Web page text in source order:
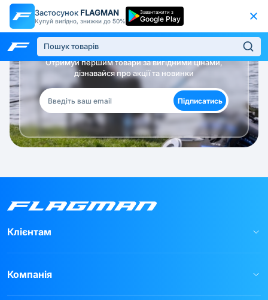
Застосунок FLAGMAN
Купуй вигідно, знижки до 50%
Завантажити з
Google Play
Будь в курсі!
Отримуй першим товари за вигідними цінами,
дізнавайся про акції та новинки
Підписатись
Клієнтам
Компанія